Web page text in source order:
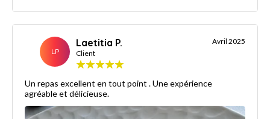
LP
Laetitia P.
Client
Avril 2025
Un repas excellent en tout point . Une expérience
agréable et délicieuse.